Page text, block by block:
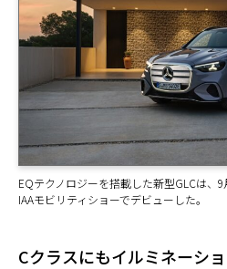
EQテクノロジーを搭載した新型GLCは、
IAAモビリティショーでデビューした。
Cクラスにもイルミネーシ